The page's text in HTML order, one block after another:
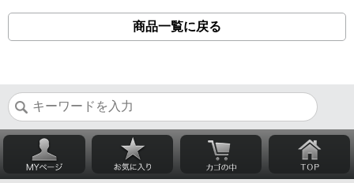
商品一覧に戻る